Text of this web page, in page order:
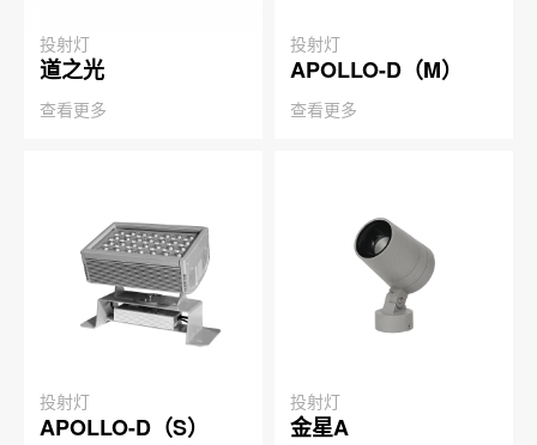
投射灯
道之光
查看更多
投射灯
APOLLO-D（M）
查看更多
投射灯
APOLLO-D（S）
投射灯
金星A